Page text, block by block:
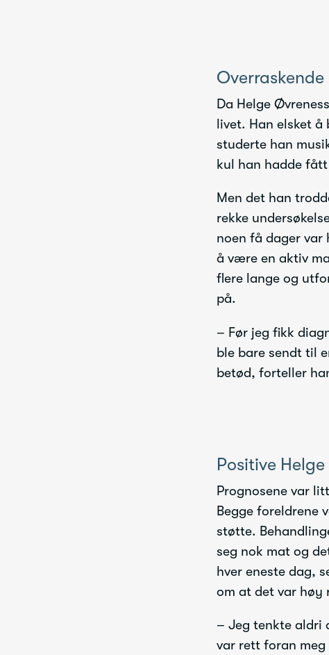
Da Helge
livet. Han elsket
studerte han
kul han hadde
Men det han
rekke
noen få dager var
å være en aktiv
flere lange og
på.
– Før jeg fikk
ble bare sendt til
betød, forteller
Positive Helge
Prognosene var
Begge foreldrene
støtte.
seg nok mat og
hver eneste dag,
om at det var høy
– Jeg tenkte aldri
var rett foran meg